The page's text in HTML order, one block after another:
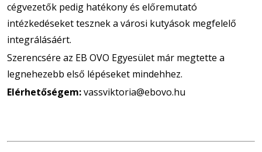
cégvezetők pedig hatékony és előremutató
intézkedéseket tesznek a városi kutyások megfelelő
integrálásáért.
Szerencsére az EB OVO Egyesület már megtette a
legnehezebb első lépéseket mindehhez.
Elérhetőségem:vassviktoria@ebovo.hu